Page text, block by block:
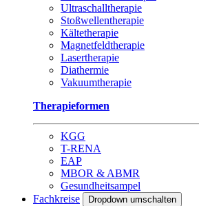
Ultraschalltherapie
Stoßwellentherapie
Kältetherapie
Magnetfeldtherapie
Lasertherapie
Diathermie
Vakuumtherapie
Therapieformen
KGG
T-RENA
EAP
MBOR & ABMR
Gesundheitsampel
Fachkreise
Dropdown umschalten